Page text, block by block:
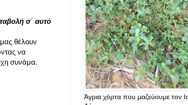
σ΄ αυτό
θέλουν
να
συνάμα.
Άγρια χόρτα που μαζεύουμε τον